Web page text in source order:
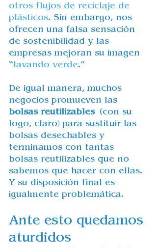
otros flujos de reciclaje de
plásticos. Sin embargo, nos
ofrecen una falsa sensación
de sostenibilidad y las
empresas mejoran su imagen
“lavando verde.”
De igual manera, muchos
negocios promueven las
bolsas reutilizables (con su
logo, claro) para sustituir las
bolsas desechables y
terminamos con tantas
bolsas reutilizables que no
sabemos que hacer con ellas.
Y su disposición final es
igualmente problemática.
Ante esto quedamos
aturdidos